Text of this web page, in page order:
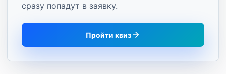
сразу попадут в заявку.
Пройти квиз